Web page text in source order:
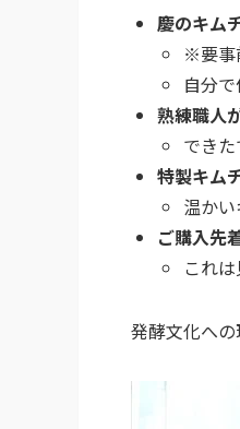
慶のキム
※要事
自分
熟練職人
でき
特製キム
温か
ご購入先
これ
発酵文化へ